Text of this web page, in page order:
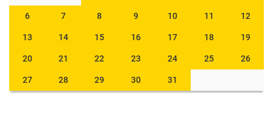
6 7 8 9 10 11 12
13 14 15 16 17 18 19
20 21 22 23 24 25 26
27 28 29 30 31